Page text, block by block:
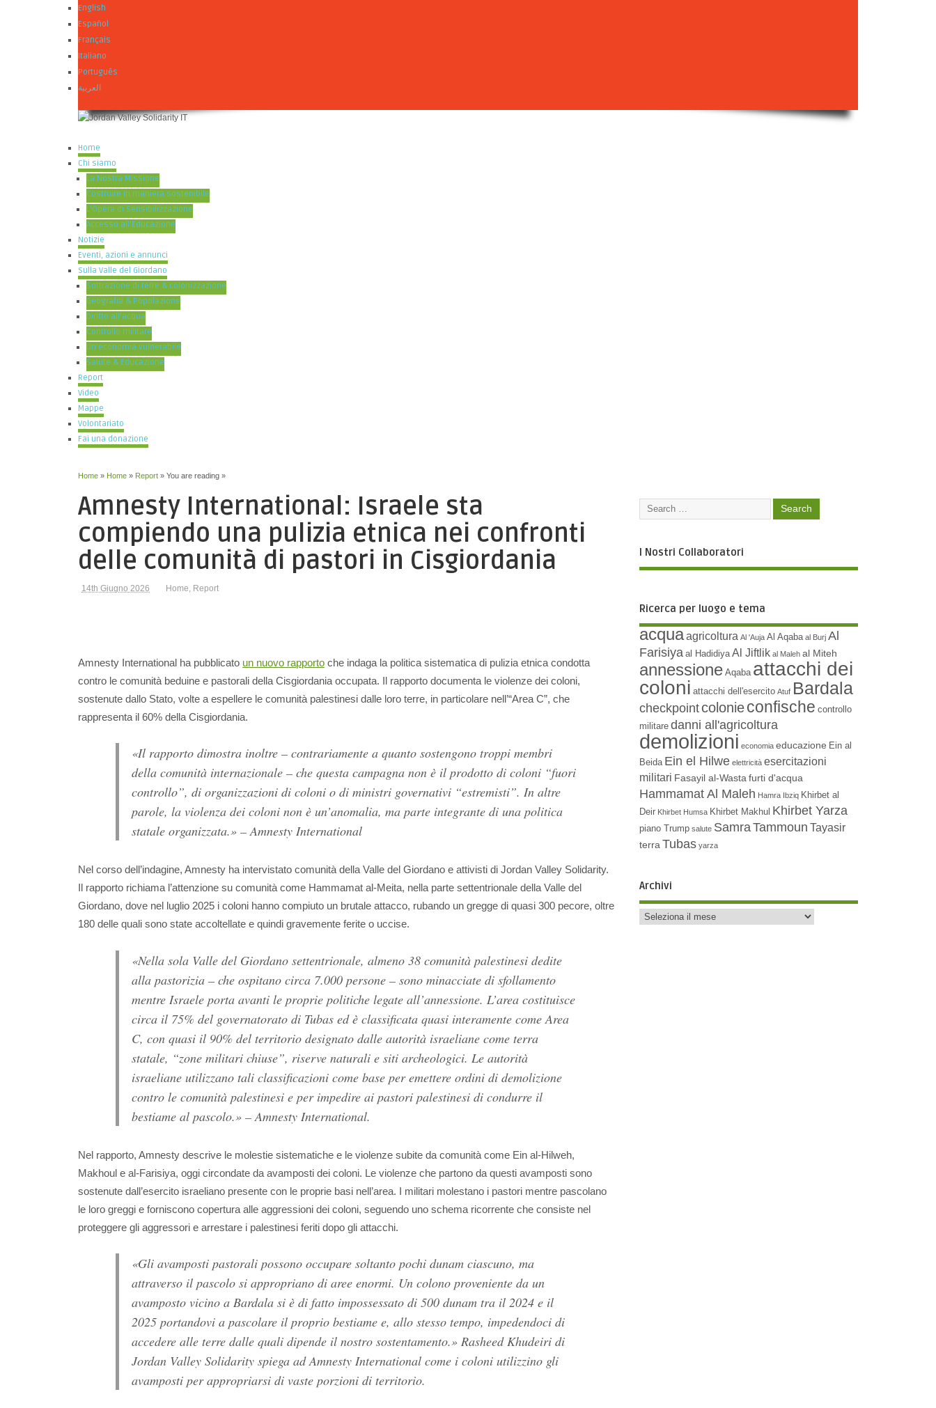
English
Español
Français
Italiano
Português
العربية
Home
Chi siamo
La Nostra Missione
Costruire in maniera sostenibile
L’Opera di Sensibilizzazione
Accesso all’Educazione
Notizie
Eventi, azioni e annunci
Sulla Valle del Giordano
Sottrazione di terre & colonizzazione
Geografia & Popolazione
Diritto all’acqua
Controllo militare
Un’economia vulnerabile
Salute & Educazione
Report
Video
Mappe
Volontariato
Fai una donazione
Home » Home » Report » You are reading »
Amnesty International: Israele sta
compiendo una pulizia etnica nei confronti
delle comunità di pastori in Cisgiordania
14th Giugno 2026 Home, Report
Amnesty International ha pubblicato un nuovo rapporto che indaga la politica sistematica di pulizia etnica condotta
contro le comunità beduine e pastorali della Cisgiordania occupata. Il rapporto documenta le violenze dei coloni,
sostenute dallo Stato, volte a espellere le comunità palestinesi dalle loro terre, in particolare nell’“Area C”, che
rappresenta il 60% della Cisgiordania.
«Il rapporto dimostra inoltre – contrariamente a quanto sostengono troppi membri
della comunità internazionale – che questa campagna non è il prodotto di coloni “fuori
controllo”, di organizzazioni di coloni o di ministri governativi “estremisti”. In altre
parole, la violenza dei coloni non è un’anomalia, ma parte integrante di una politica
statale organizzata.» – Amnesty International
Nel corso dell’indagine, Amnesty ha intervistato comunità della Valle del Giordano e attivisti di Jordan Valley Solidarity.
Il rapporto richiama l’attenzione su comunità come Hammamat al-Meita, nella parte settentrionale della Valle del
Giordano, dove nel luglio 2025 i coloni hanno compiuto un brutale attacco, rubando un gregge di quasi 300 pecore, oltre
180 delle quali sono state accoltellate e quindi gravemente ferite o uccise.
«Nella sola Valle del Giordano settentrionale, almeno 38 comunità palestinesi dedite
alla pastorizia – che ospitano circa 7.000 persone – sono minacciate di sfollamento
mentre Israele porta avanti le proprie politiche legate all’annessione. L’area costituisce
circa il 75% del governatorato di Tubas ed è classificata quasi interamente come Area
C, con quasi il 90% del territorio designato dalle autorità israeliane come terra
statale, “zone militari chiuse”, riserve naturali e siti archeologici. Le autorità
israeliane utilizzano tali classificazioni come base per emettere ordini di demolizione
contro le comunità palestinesi e per impedire ai pastori palestinesi di condurre il
bestiame al pascolo.» – Amnesty International.
Nel rapporto, Amnesty descrive le molestie sistematiche e le violenze subite da comunità come Ein al-Hilweh,
Makhoul e al-Farisiya, oggi circondate da avamposti dei coloni. Le violenze che partono da questi avamposti sono
sostenute dall’esercito israeliano presente con le proprie basi nell’area. I militari molestano i pastori mentre pascolano
le loro greggi e forniscono copertura alle aggressioni dei coloni, seguendo uno schema ricorrente che consiste nel
proteggere gli aggressori e arrestare i palestinesi feriti dopo gli attacchi.
«Gli avamposti pastorali possono occupare soltanto pochi dunam ciascuno, ma
attraverso il pascolo si appropriano di aree enormi. Un colono proveniente da un
avamposto vicino a Bardala si è di fatto impossessato di 500 dunam tra il 2024 e il
2025 portandovi a pascolare il proprio bestiame e, allo stesso tempo, impedendoci di
accedere alle terre dalle quali dipende il nostro sostentamento.» Rasheed Khudeiri di
Jordan Valley Solidarity spiega ad Amnesty International come i coloni utilizzino gli
avamposti per appropriarsi di vaste porzioni di territorio.
I Nostri Collaboratori
Ricerca per luogo e tema
acquaagricoltura Al 'Auja Al Aqaba al Burj Al
Farisiya al Hadidiya Al Jiftlik al Maleh al Miteh
annessione Aqaba attacchi dei
coloni attacchi dell'esercito Atuf Bardala
checkpointcolonieconfische controllo
militare danni all'agricoltura
demolizioni economia educazione Ein al
Beida Ein el Hilwe elettricità esercitazioni
militari Fasayil al-Wasta furti d'acqua
Hammamat Al Maleh Hamra Ibziq Khirbet al
Deir Khirbet Humsa Khirbet Makhul Khirbet Yarza
piano Trump salute Samra Tammoun Tayasir
terra Tubas yarza
Archivi